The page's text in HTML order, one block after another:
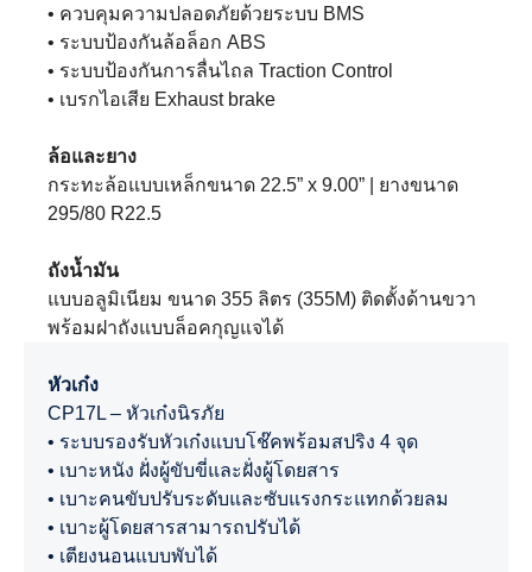
• ควบคุมความปลอดภัยด้วยระบบ BMS
• ระบบป้องกันล้อล็อก ABS
• ระบบป้องกันการลื่นไถล Traction Control
• เบรกไอเสีย Exhaust brake
ล้อและยาง
กระทะล้อแบบเหล็กขนาด 22.5” x 9.00” | ยางขนาด
295/80 R22.5
ถังน้ำมัน
แบบอลูมิเนียม ขนาด 355 ลิตร (355M) ติดตั้งด้านขวา
พร้อมฝาถังแบบล็อคกุญแจได้
หัวเก๋ง
CP17L – หัวเก๋งนิรภัย
• ระบบรองรับหัวเก๋งแบบโช๊คพร้อมสปริง 4 จุด
• เบาะหนัง ฝั่งผู้ขับขี่และฝั่งผู้โดยสาร
• เบาะคนขับปรับระดับและซับแรงกระแทกด้วยลม
• เบาะผู้โดยสารสามารถปรับได้
• เตียงนอนแบบพับได้